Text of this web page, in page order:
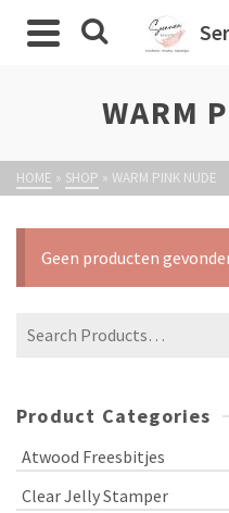
WARM
HOME » SHOP » WARM PINK NUDE
Geen producten
Product Categories
Atwood Freesbitjes
Clear Jelly Stamper